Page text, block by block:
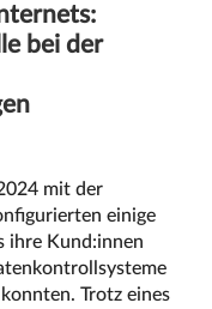
bei der
mit der
einige
ihre Kund:innen
Trotz eines